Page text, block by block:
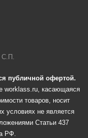
С.П.
публичной офертой.
worklass.ru, касающаяся
товаров, носит
условиях не является
Статьи 437
РФ.